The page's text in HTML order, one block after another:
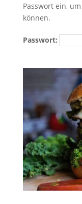
Passwort ein,
können.
Passwort: